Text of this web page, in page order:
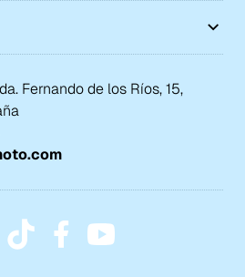
Fernando de los Ríos, 15,